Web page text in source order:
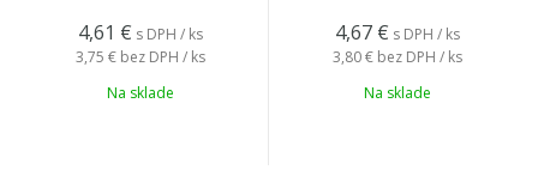
4,61 € s DPH / ks
3,75 € bez DPH / ks
Na sklade
4,67 € s DPH / ks
3,80 € bez DPH / ks
Na sklade